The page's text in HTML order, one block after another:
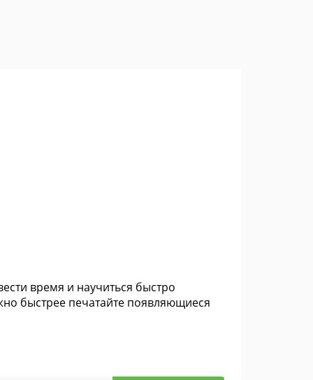
время и научиться быстро
быстрее печатайте появляющиеся